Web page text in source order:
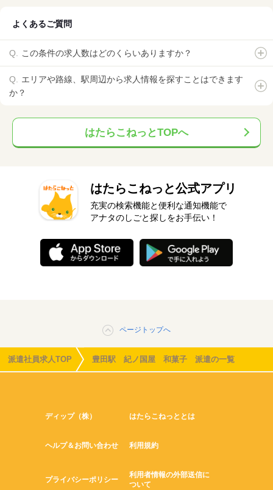
よくあるご質問
この条件の求人数はどのくらいありますか？
エリアや路線、駅周辺から求人情報を探すことはできます
か？
はたらこねっとTOPへ
はたらこねっと公式アプリ
充実の検索機能と便利な通知機能で
アナタのしごと探しをお手伝い！
ページトップへ
派遣社員求人TOP 豊田駅 紀ノ国屋 和菓子 派遣の一覧
ディップ（株） はたらこねっととは
ヘルプ＆お問い合わせ 利用規約
プライバシーポリシー
利用者情報の外部送信に
ついて